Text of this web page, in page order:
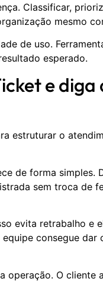
Classificar,
mesmo
de uso.
esperado.
e
estruturar o
de forma simples.
sem troca de
evita retrabalho e
consegue
operação. O cliente